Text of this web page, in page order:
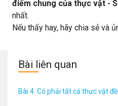
điểm chung của thực vật -
nhất.
Nếu thấy hay, hãy chia sẻ và
Bài liên quan
Bài 4. Có phải tất cả thực vật